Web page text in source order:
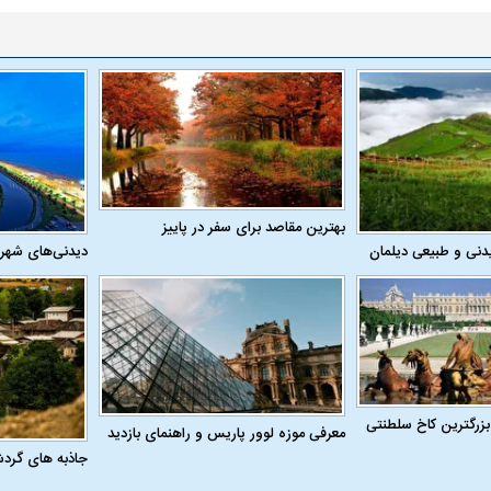
و طبیعی دیلمان
بهترین مقاصد برای سفر در پاییز
دیدنی‌های
کاخ سلطنتی
معرفی موزه لوور پاریس و راهنمای بازدید
جاذبه های
ما گفته‌اند که
تنگه هرمز
ببینید| تصاویر هولناک از آتش‌سوزی
جنگل ها در غرب کانادا
ببینید| ونس:
هیچ برنامه‌ای
ندارند
دلیل علاقه